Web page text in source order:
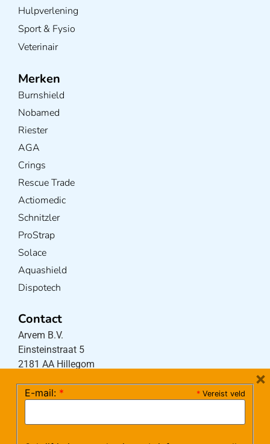
Hulpverlening
Sport & Fysio
Veterinair
Merken
Burnshield
Nobamed
Riester
AGA
Crings
Rescue Trade
Actiomedic
Schnitzler
ProStrap
Solace
Aquashield
Dispotech
Contact
Arvem B.V.
Einsteinstraat 5
2181 AA Hillegom
(maandag – donderdag 08:30-17:15 uur / vrijdag
* Vereist veld
E-mail: *
×